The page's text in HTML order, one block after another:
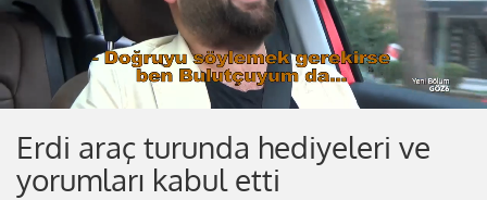
Erdi araç turunda hediyeleri ve
yorumları kabul etti